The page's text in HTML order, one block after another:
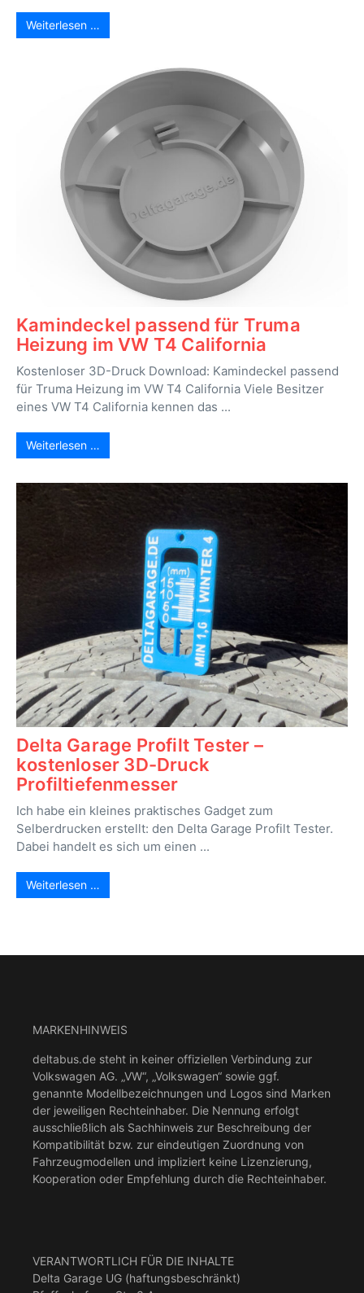
Weiterlesen …
Kamindeckel passend für Truma
Heizung im VW T4 California
Kostenloser 3D-Druck Download: Kamindeckel passend
für Truma Heizung im VW T4 California Viele Besitzer
eines VW T4 California kennen das ...
Weiterlesen …
Delta Garage Profilt Tester –
kostenloser 3D-Druck
Profiltiefenmesser
Ich habe ein kleines praktisches Gadget zum
Selberdrucken erstellt: den Delta Garage Profilt Tester.
Dabei handelt es sich um einen ...
Weiterlesen …
MARKENHINWEIS
deltabus.de steht in keiner offiziellen Verbindung zur
Volkswagen AG. „VW“, „Volkswagen“ sowie ggf.
genannte Modellbezeichnungen und Logos sind Marken
der jeweiligen Rechteinhaber. Die Nennung erfolgt
ausschließlich als Sachhinweis zur Beschreibung der
Kompatibilität bzw. zur eindeutigen Zuordnung von
Fahrzeugmodellen und impliziert keine Lizenzierung,
Kooperation oder Empfehlung durch die Rechteinhaber.
VERANTWORTLICH FÜR DIE INHALTE
Delta Garage UG (haftungsbeschränkt)